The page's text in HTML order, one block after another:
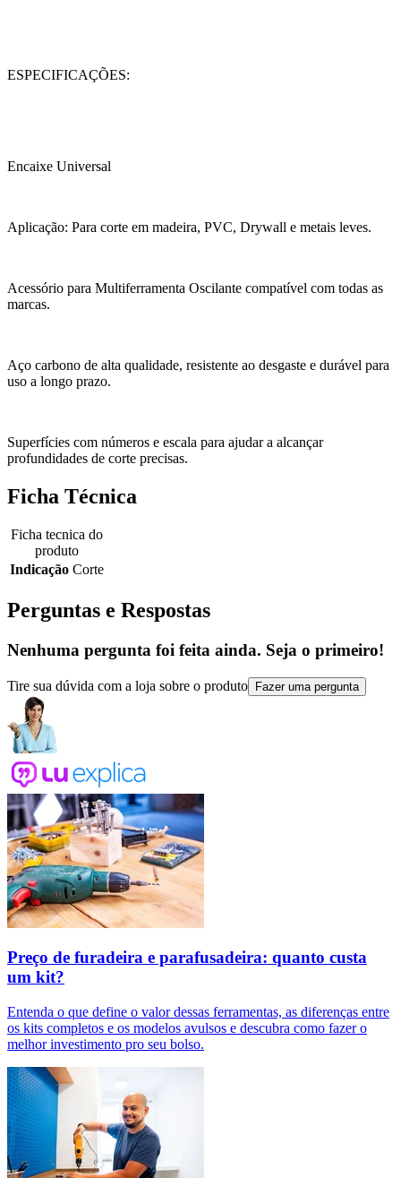
ESPECIFICAÇÕES:
Encaixe Universal
Aplicação: Para corte em madeira, PVC, Drywall e metais leves.
Acessório para Multiferramenta Oscilante compatível com todas as
marcas.
Aço carbono de alta qualidade, resistente ao desgaste e durável para
uso a longo prazo.
Superfícies com números e escala para ajudar a alcançar
profundidades de corte precisas.
Ficha Técnica
Ficha tecnica do
produto
Indicação Corte
Perguntas e Respostas
Nenhuma pergunta foi feita ainda. Seja o primeiro!
Tire sua dúvida com a loja sobre o produto Fazer uma pergunta
Preço de furadeira e parafusadeira: quanto custa
um kit?
Entenda o que define o valor dessas ferramentas, as diferenças entre
os kits completos e os modelos avulsos e descubra como fazer o
melhor investimento pro seu bolso.